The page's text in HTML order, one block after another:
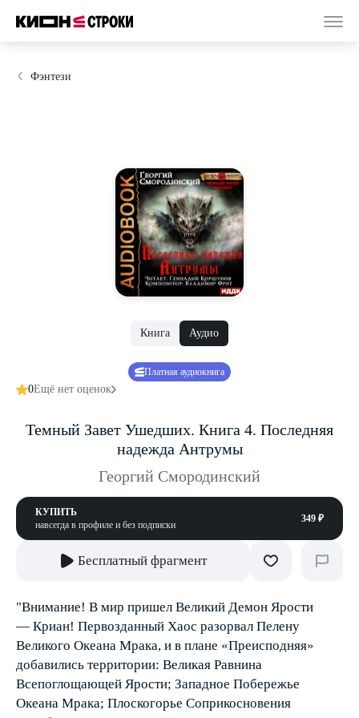
Фэнтези
Книга Аудио
Платная аудиокнига
0Ещё нет оценок
Темный Завет Ушедших. Книга 4. Последняя
надежда Антрумы
Георгий Смородинский
КУПИТЬ
навсегда в профиле и без подписки
349 ₽
Бесплатный фрагмент
"Внимание! В мир пришел Великий Демон Ярости
— Криан! Первозданный Хаос разорвал Пелену
Великого Океана Мрака, и в плане «Преисподняя»
добавились территории: Великая Равнина
Всепоглощающей Ярости; Западное Побережье
Океана Мрака; Плоскогорье Соприкосновения